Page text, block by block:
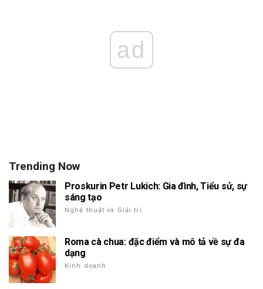
ad
Trending Now
Proskurin Petr Lukich: Gia đình, Tiểu sử, sự
sáng tạo
Nghệ thuật và Giải trí
Roma cà chua: đặc điểm và mô tả về sự đa
dạng
Kinh doanh